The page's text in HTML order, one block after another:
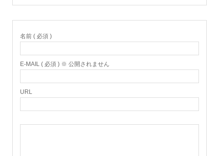
名前 ( 必須 )
E-MAIL ( 必須 ) ※ 公開されません
URL